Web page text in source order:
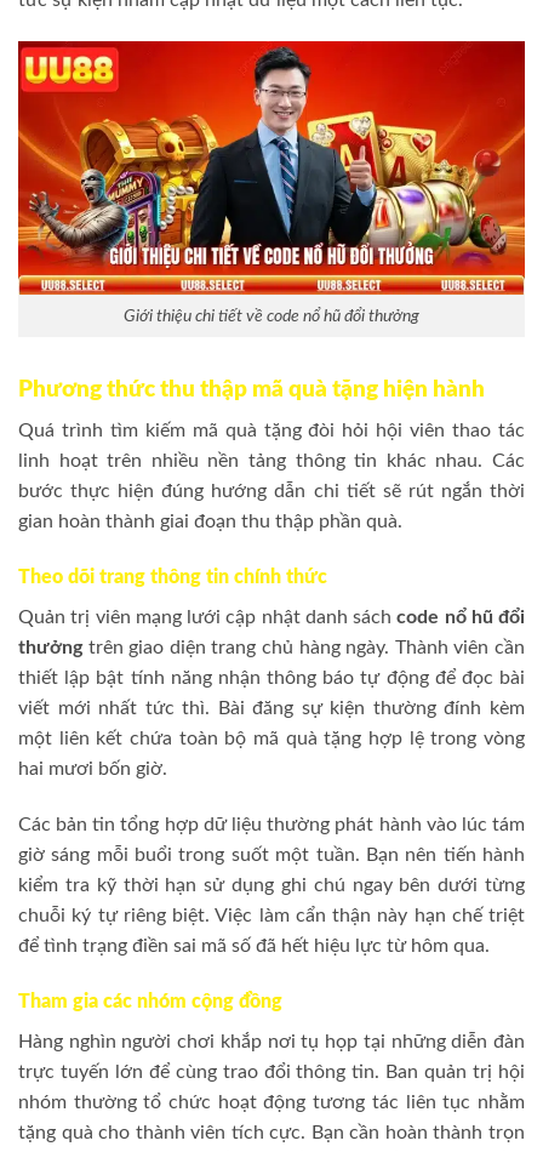
Giới thiệu chi tiết về code nổ hũ đổi thưởng
Phương thức thu thập mã quà tặng hiện hành
Quá trình tìm kiếm mã quà tặng đòi hỏi hội viên thao tác
linh hoạt trên nhiều nền tảng thông tin khác nhau. Các
bước thực hiện đúng hướng dẫn chi tiết sẽ rút ngắn thời
gian hoàn thành giai đoạn thu thập phần quà.
Theo dõi trang thông tin chính thức
Quản trị viên mạng lưới cập nhật danh sáchcode nổ hũ đổi
thưởngtrên giao diện trang chủ hàng ngày. Thành viên cần
thiết lập bật tính năng nhận thông báo tự động để đọc bài
viết mới nhất tức thì. Bài đăng sự kiện thường đính kèm
một liên kết chứa toàn bộ mã quà tặng hợp lệ trong vòng
hai mươi bốn giờ.
Các bản tin tổng hợp dữ liệu thường phát hành vào lúc tám
giờ sáng mỗi buổi trong suốt một tuần. Bạn nên tiến hành
kiểm tra kỹ thời hạn sử dụng ghi chú ngay bên dưới từng
chuỗi ký tự riêng biệt. Việc làm cẩn thận này hạn chế triệt
để tình trạng điền sai mã số đã hết hiệu lực từ hôm qua.
Tham gia các nhóm cộng đồng
Hàng nghìn người chơi khắp nơi tụ họp tại những diễn đàn
trực tuyến lớn để cùng trao đổi thông tin. Ban quản trị hội
nhóm thường tổ chức hoạt động tương tác liên tục nhằm
tặng quà cho thành viên tích cực. Bạn cần hoàn thành trọn